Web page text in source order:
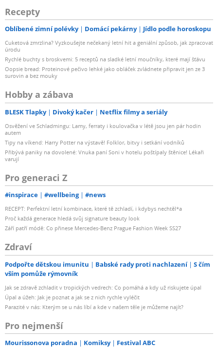
Recepty
Oblíbené zimní polévky Domácí pekárny Jídlo podle horoskopu
Cuketová zmrzlina? Vyzkoušejte nečekaný letní hit a geniální způsob, jak zpracovat
úrodu
Rychlé buchty s broskvemi: 5 receptů na sladké letní moučníky, které mají šťávu
Oopsie bread: Proteinové pečivo lehké jako obláček zvládnete připravit jen ze 3
surovin a bez mouky
Hobby a zábava
BLESK Tlapky Divoký kačer Netflix filmy a seriály
Osvěžení ve Schladmingu: Lamy, ferraty i koulovačka v létě jsou jen pár hodin
autem
Tipy na víkend: Harry Potter na výstavě! Folklor, bitvy i setkání vodníků
Přibývá paniky na dovolené: Vnuka paní Soni v hotelu poštípaly štěnice! Lékaři
varují
Pro generaci Z
#inspirace #wellbeing #news
RECEPT: Perfektní letní kombinace, které tě zchladí, i kdybys nechtěl*a
Proč každá generace hledá svůj signature beauty look
Září patří módě: Co přinese Mercedes-Benz Prague Fashion Week SS27
Zdraví
Podpořte dětskou imunitu Babské rady proti nachlazení
S čím
vším pomůže rýmovník
Jak se zdravě zchladit v tropických vedrech: Co pomáhá a kdy už riskujete úpal
Úpal a úžeh: Jak je poznat a jak se z nich rychle vyléčit
Parazité v nás: Kterým se u nás líbí a kde v našem těle je můžeme najít?
Pro nejmenší
Mourissonova poradna Komiksy Festival ABC